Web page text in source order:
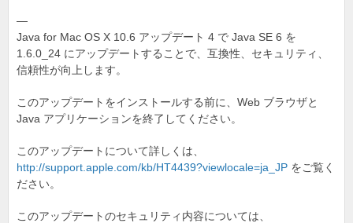
b
o
k
—
Java for Mac OS X 10.6 アップデート 4 で Java SE 6 を
1.6.0_24 にアップデートすることで、互換性、セキュリティ、
信頼性が向上します。
このアップデートをインストールする前に、Web ブラウザと
Java アプリケーションを終了してください。
このアップデートについて詳しくは、
http://support.apple.com/kb/HT4439?viewlocale=ja_JP をご覧く
ださい。
このアップデートのセキュリティ内容については、